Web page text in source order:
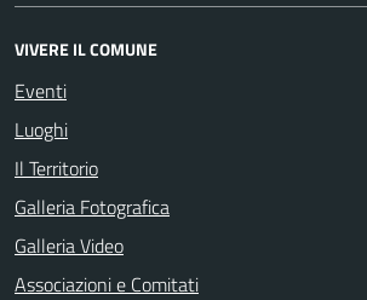
VIVERE IL COMUNE
Eventi
Luoghi
Il Territorio
Galleria Fotografica
Galleria Video
Associazioni e Comitati